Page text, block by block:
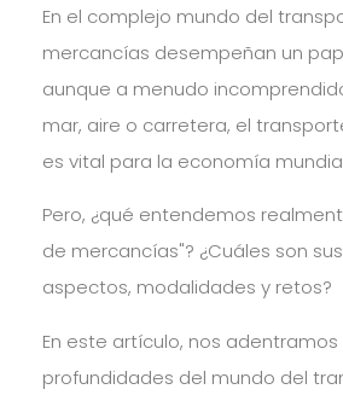
En el complejo mundo del
mercancías desempeñan un
aunque a menudo
mar, aire o carretera, el
es vital para la economía
Pero, ¿qué entendemos
de mercancías"? ¿Cuáles son
aspectos, modalidades y retos?
En este artículo, nos adentramos
profundidades del mundo del